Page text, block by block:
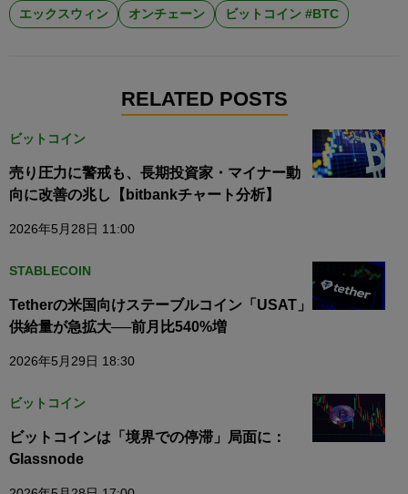
エックスウィン オンチェーン ビットコイン #BTC
RELATED POSTS
ビットコイン
売り圧力に警戒も、長期投資家・マイナー動
向に改善の兆し【bitbankチャート分析】
2026年5月28日 11:00
STABLECOIN
Tetherの米国向けステーブルコイン「USAT」
供給量が急拡大──前月比540%増
2026年5月29日 18:30
ビットコイン
ビットコインは「境界での停滞」局面に：
Glassnode